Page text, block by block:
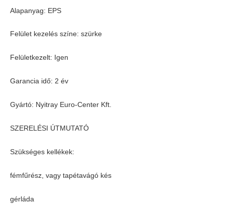
Alapanyag: EPS
Felület kezelés színe: szürke
Felületkezelt: Igen
Garancia idő: 2 év
Gyártó: Nyitray Euro-Center Kft.
SZERELÉSI ÚTMUTATÓ
Szükséges kellékek:
fémfűrész, vagy tapétavágó kés
gérláda